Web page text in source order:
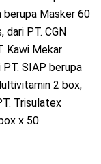
berupa Masker 60
dari PT. CGN
Kawi Mekar
SIAP berupa
2 box,
Trisulatex
x 50